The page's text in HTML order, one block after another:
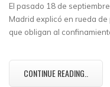
El pasado 18 de
Madrid explicó en rueda
que obligan al
CONTINUE READING..